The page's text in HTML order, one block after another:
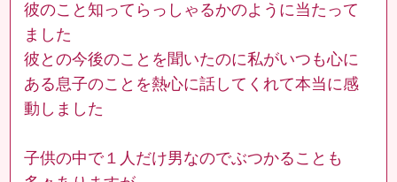
彼のこと知ってらっしゃるかのように当たって
ました
彼との今後のことを聞いたのに私がいつも心に
ある息子のことを熱心に話してくれて本当に感
動しました
子供の中で１人だけ男なのでぶつかることも